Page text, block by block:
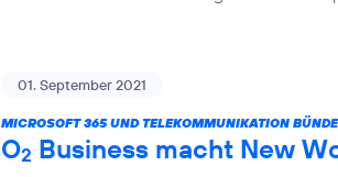
01. September 2021
MICROSOFT 365 UND TELEKOMMUNIKATION
O2 Business macht New